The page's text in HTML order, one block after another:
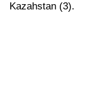
Kazahstan (3).